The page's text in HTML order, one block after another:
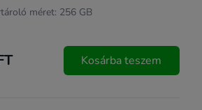
méret: 256 GB
Kosárba teszem